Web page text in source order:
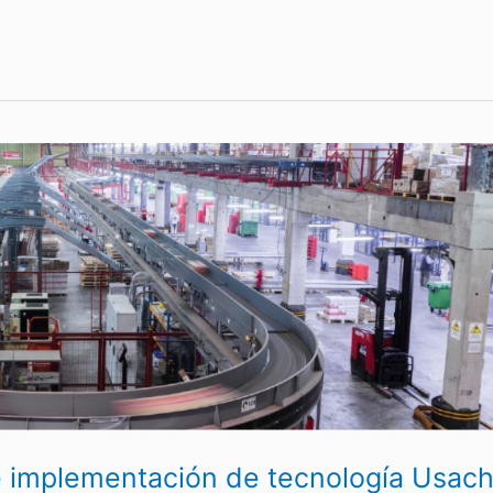
implementación de tecnología Usach